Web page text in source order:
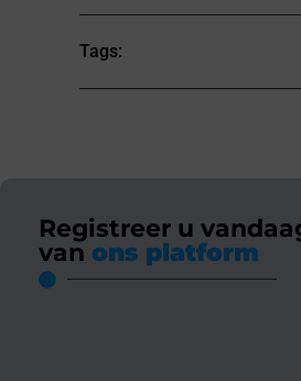
Tags:
Registreer u
van ons platform